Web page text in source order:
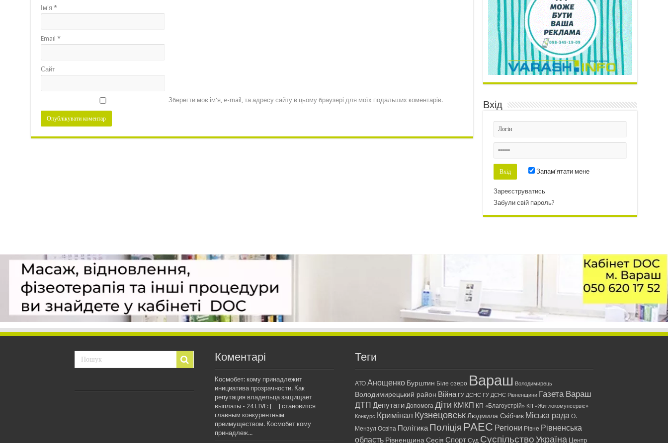
Ім'я *
Email *
Сайт
Зберегти моє ім'я, e-mail, та адресу сайту в цьому браузері для моїх подальших коментарів. Вхід
Запам'ятати мене
Зареєструватись
Забули свій пароль?
Коментарі
Космобет: кому принадлежит
инициатива прозрачности. Как
репутация владельца защищает
выплаты - 24 LIVE: […] становится
главным конкурентным
преимуществом. Космобет кому
принадлеж...
Теги
АТО Анощенко Бурштин Біле озеро Вараш Володимирець
Володимирецький район Війна ГУ ДСНС ГУ ДСНС Рівненщини Газета Вараш
ДТП Депутати Допомога Діти КМКП КП «Благоустрій» КП «Житлокомунсервіс»
Конкурс Кримінал Кузнецовськ Людмила Скібчик Міська рада О.
Мензул Освіта Політика Поліція РАЕС Регіони Рівне Рівненська
область Рівненщина Сесія Спорт Суд Суспільство Україна Центр